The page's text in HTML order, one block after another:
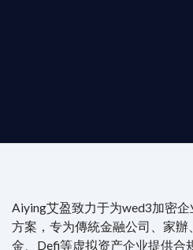
Aiying艾盈致力于为wed3加密
方案，专为傳統金融公司、家
金、Defi等虚拟资产企业提供合